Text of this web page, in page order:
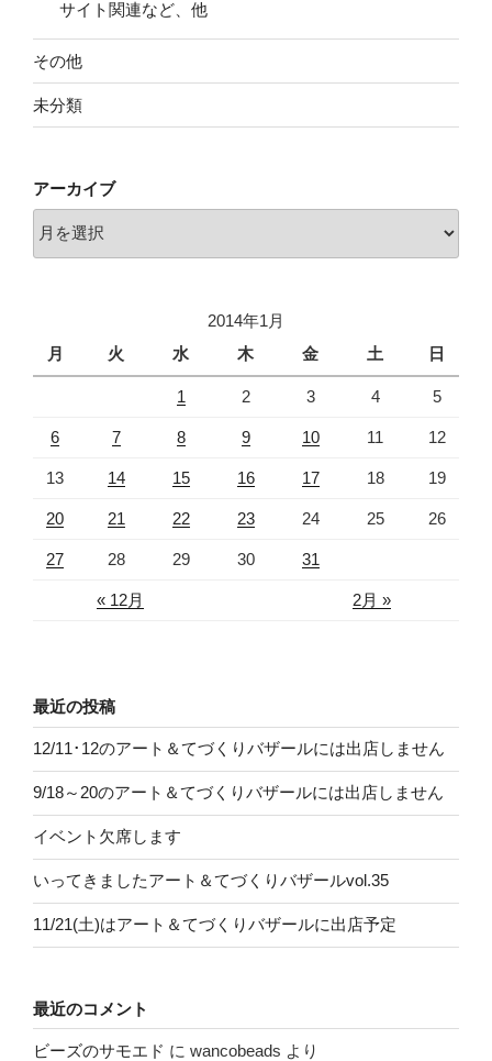
サイト関連など、他
その他
未分類
アーカイブ
ア
2014年1月
月
火 水 木 金 土 日
« 12月 2月 »
1 2 3 4 5
6 7 8 9 10 11 12
13 14 15 16 17 18 19
20 21 22 23 24 25 26
27 28 29 30 31
最近の投稿
12/11･12のアート＆てづくりバザールには出店しません
9/18～20のアート＆てづくりバザールには出店しません
イベント欠席します
いってきましたアート＆てづくりバザールvol.35
11/21(土)はアート＆てづくりバザールに出店予定
最近のコメント
ビーズのサモエド に wancobeads より